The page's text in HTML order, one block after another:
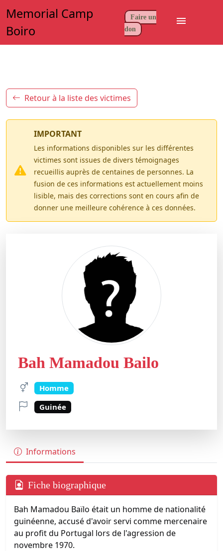
Memorial Camp
Boiro
Faire un
don
menu
Retour à la liste des victimes
IMPORTANT
Les informations disponibles sur les différentes
victimes sont issues de divers témoignages
recueillis auprès de centaines de personnes. La
fusion de ces informations est actuellement moins
lisible, mais des corrections sont en cours afin de
donner une meilleure cohérence à ces données.
Bah Mamadou Bailo
Homme
Guinée
Informations
Fiche biographique
Bah Mamadou Baïlo était un homme de nationalité
guinéenne, accusé d'avoir servi comme mercenaire
au profit du Portugal lors de l'agression de
novembre 1970.